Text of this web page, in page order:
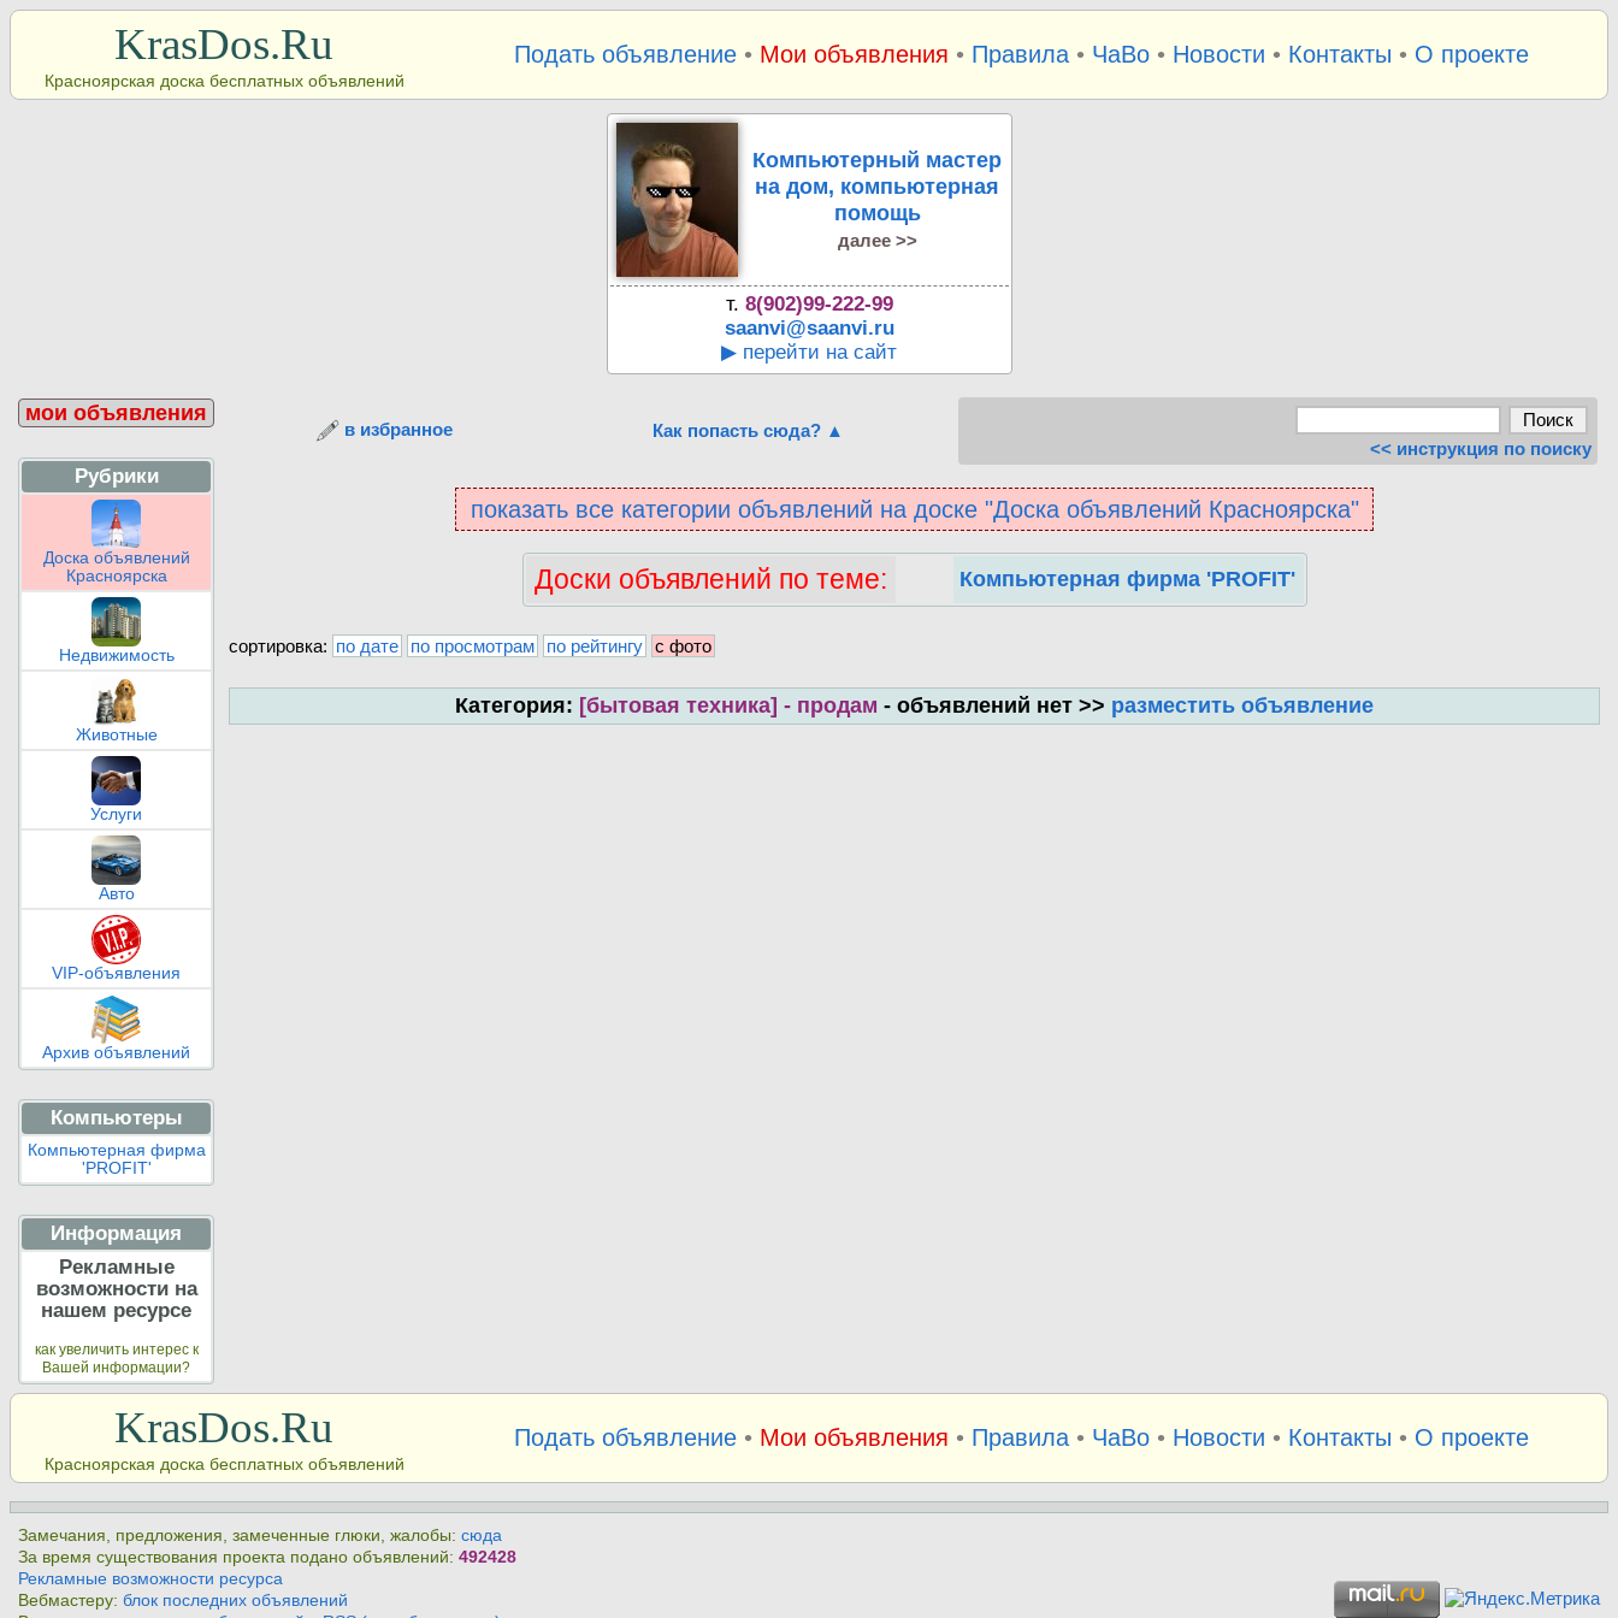
KrasDos.Ru
Красноярская доска бесплатных объявлений
Подать объявление• Мои объявления • Правила• ЧаВо• Новости • Контакты • О проекте
Компьютерный мастер
на дом, компьютерная
помощь
далее >>
т. 8(902)99-222-99
saanvi@saanvi.ru
▶ перейти на сайт
мои объявления
Рубрики
Доска объявлений
Красноярска
Недвижимость
Животные
Услуги
Авто
VIP-объявления
Архив объявлений
Компьютеры
Компьютерная фирма
'PROFIT'
Информация
Рекламные
возможности на
нашем ресурсе
как увеличить интерес к
Вашей информации?
в избранное
Как попасть сюда? ▲
<< инструкция по поиску
показать все категории объявлений на доске "Доска объявлений Красноярска"
Доски объявлений по теме: Компьютерная фирма 'PROFIT'
сортировка: по дате по просмотрам по рейтингу с фото
Категория: [бытовая техника] - продам - объявлений нет >> разместить объявление
KrasDos.Ru
Красноярская доска бесплатных объявлений
Подать объявление• Мои объявления • Правила• ЧаВо• Новости • Контакты • О проекте
Замечания, предложения, замеченные глюки, жалобы: сюда
За время существования проекта подано объявлений: 492428
Рекламные возможности ресурса
Вебмастеру: блок последних объявлений